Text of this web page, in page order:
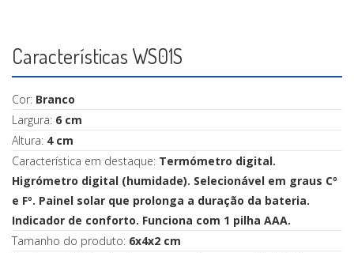
Características WS01S
Cor: Branco
Largura: 6 cm
Altura: 4 cm
Característica em destaque: Termómetro digital.
Higrómetro digital (humidade). Selecionável em graus Cº
e Fº. Painel solar que prolonga a duração da bateria.
Indicador de conforto. Funciona com 1 pilha AAA.
Tamanho do produto: 6x4x2 cm